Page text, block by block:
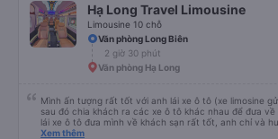
Hạ Long Travel Limousine
Limousine 10 chỗ
Văn phòng Long Biên
2 giờ 30 phút
Văn phòng Hạ Long
Mình ấn tượng rất tốt với anh lái xe ô tô (xe limosine
sau đó chia khách ra các xe ô tô khác nhau để đưa về tận
lái xe ô tô đưa mình về khách sạn rất tốt, anh chỉ và
các món ăn nổi tiếng ở Hà Nội, mình để ý khi anh trả
Xem thêm